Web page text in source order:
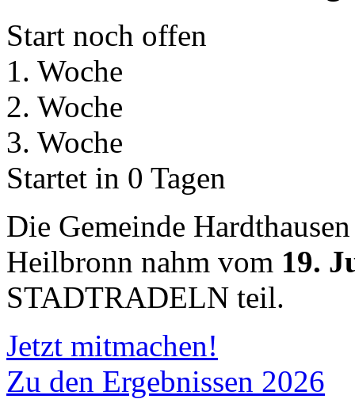
Start noch offen
1. Woche
2. Woche
3. Woche
Startet in 0 Tagen
Die Gemeinde
Heilbronn nahm vom 19.
STADTRADELN teil.
Jetzt mitmachen!
Zu den Ergebnissen 2026